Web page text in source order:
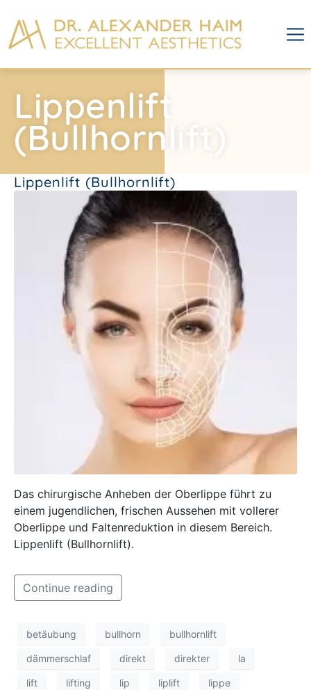
Lippenlift
(Bullhornlift)
Lippenlift (Bullhornlift)
Das chirurgische Anheben der Oberlippe führt zu
einem jugendlichen, frischen Aussehen mit vollerer
Oberlippe und Faltenreduktion in diesem Bereich.
Lippenlift (Bullhornlift).
Continue reading
betäubung bullhorn bullhornlift
dämmerschlaf direkt direkter la
lift lifting lip liplift lippe